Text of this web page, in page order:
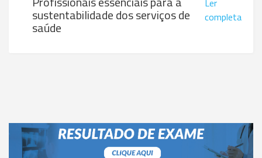
sustentabilidade dos serviços de
saúde
Ler
completa